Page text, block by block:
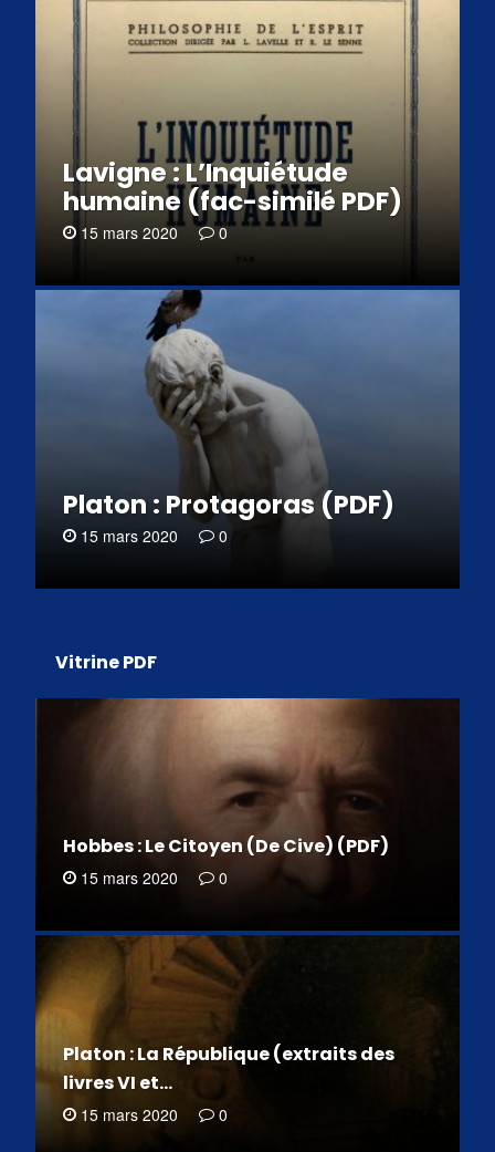
Lavigne : L’Inquiétude
humaine (fac-similé PDF)
15 mars 2020 0
Platon : Protagoras (PDF)
15 mars 2020 0
Vitrine PDF
Hobbes : Le Citoyen (De Cive) (PDF)
15 mars 2020 0
Platon : La République (extraits des
livres VI et…
15 mars 2020 0